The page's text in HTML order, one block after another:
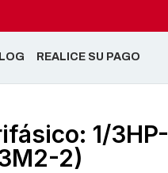
REALICE SU PAGO
1/3HP-
2)